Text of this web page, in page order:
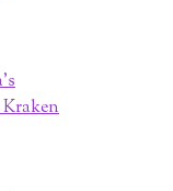
Kraken